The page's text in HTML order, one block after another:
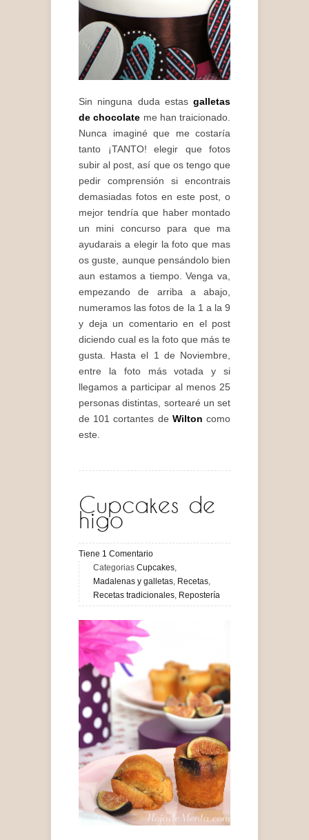
Sin ninguna duda estas galletas
de chocolate me han traicionado.
Nunca imaginé que me costaría
tanto ¡TANTO! elegir que fotos
subir al post, así que os tengo que
pedir comprensión si encontrais
demasiadas fotos en este post, o
mejor tendría que haber montado
un mini concurso para que ma
ayudarais a elegir la foto que mas
os guste, aunque pensándolo bien
aun estamos a tiempo. Venga va,
empezando de arriba a abajo,
numeramos las fotos de la 1 a la 9
y deja un comentario en el post
diciendo cual es la foto que más te
gusta. Hasta el 1 de Noviembre,
entre la foto más votada y si
llegamos a participar al menos 25
personas distintas, sortearé un set
de 101 cortantes de Wilton como
este.
Cupcakes de
higo
Tiene 1 Comentario
Categorias Cupcakes
Madalenas y galletas Recetas
Recetas tradicionales Repostería